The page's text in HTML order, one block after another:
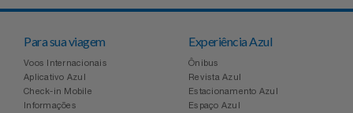
Para sua viagem
Voos Internacionais
Aplicativo Azul
Check-in Mobile
Informações
Experiência Azul
Ônibus
Revista Azul
Estacionamento Azul
Espaço Azul